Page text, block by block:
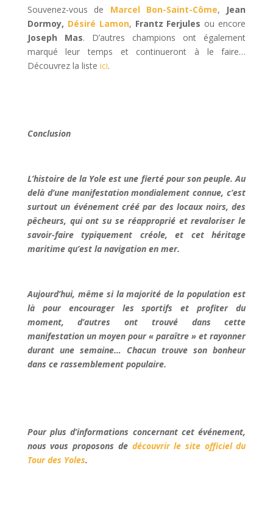
Souvenez-vous de Marcel Bon-Saint-Côme, Jean
Dormoy, Désiré Lamon, Frantz Ferjules ou encore
Joseph Mas. D’autres champions ont également
marqué leur temps et continueront à le faire…
Découvrez la liste ici.
Conclusion
L’histoire de la Yole est une fierté pour son peuple. Au
delà d’une manifestation mondialement connue, c’est
surtout un événement créé par des locaux noirs, des
pêcheurs, qui ont su se réapproprié et revaloriser le
savoir-faire typiquement créole, et cet héritage
maritime qu’est la navigation en mer.
Aujourd’hui, même si la majorité de la population est
là pour encourager les sportifs et profiter du
moment, d’autres ont trouvé dans cette
manifestation un moyen pour « paraître » et rayonner
durant une semaine… Chacun trouve son bonheur
dans ce rassemblement populaire.
Pour plus d’informations concernant cet événement,
nous vous proposons de découvrir le site officiel du
Tour des Yoles.